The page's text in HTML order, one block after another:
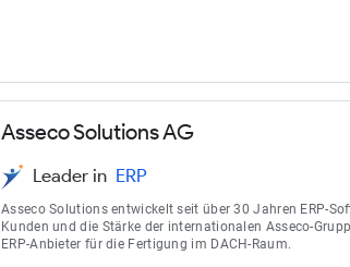
Asseco Solutions AG
Leader in ERP
Asseco Solutions entwickelt seit über 30 Jahren ERP-
Kunden und die Stärke der internationalen Asseco-
ERP-Anbieter für die Fertigung im DACH-Raum.